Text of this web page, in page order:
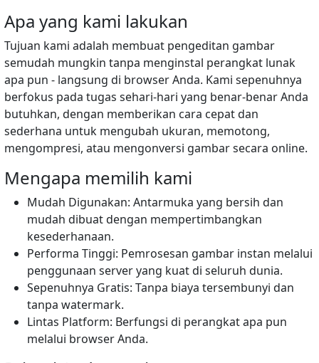
Apa yang kami lakukan
Tujuan kami adalah membuat pengeditan gambar
semudah mungkin tanpa menginstal perangkat lunak
apa pun - langsung di browser Anda. Kami sepenuhnya
berfokus pada tugas sehari-hari yang benar-benar Anda
butuhkan, dengan memberikan cara cepat dan
sederhana untuk mengubah ukuran, memotong,
mengompresi, atau mengonversi gambar secara online.
Mengapa memilih kami
Mudah Digunakan: Antarmuka yang bersih dan
mudah dibuat dengan mempertimbangkan
kesederhanaan.
Performa Tinggi: Pemrosesan gambar instan melalui
penggunaan server yang kuat di seluruh dunia.
Sepenuhnya Gratis: Tanpa biaya tersembunyi dan
tanpa watermark.
Lintas Platform: Berfungsi di perangkat apa pun
melalui browser Anda.